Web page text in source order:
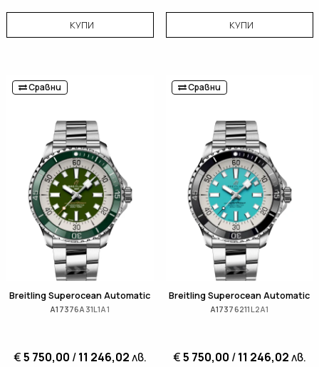
КУПИ КУПИ
Сравни
Breitling Superocean Automatic
A17376A31L1A1
€5 750,00 /11 246,02лв.
Сравни
Breitling Superocean Automatic
A17376211L2A1
€5 750,00 /11 246,02лв.